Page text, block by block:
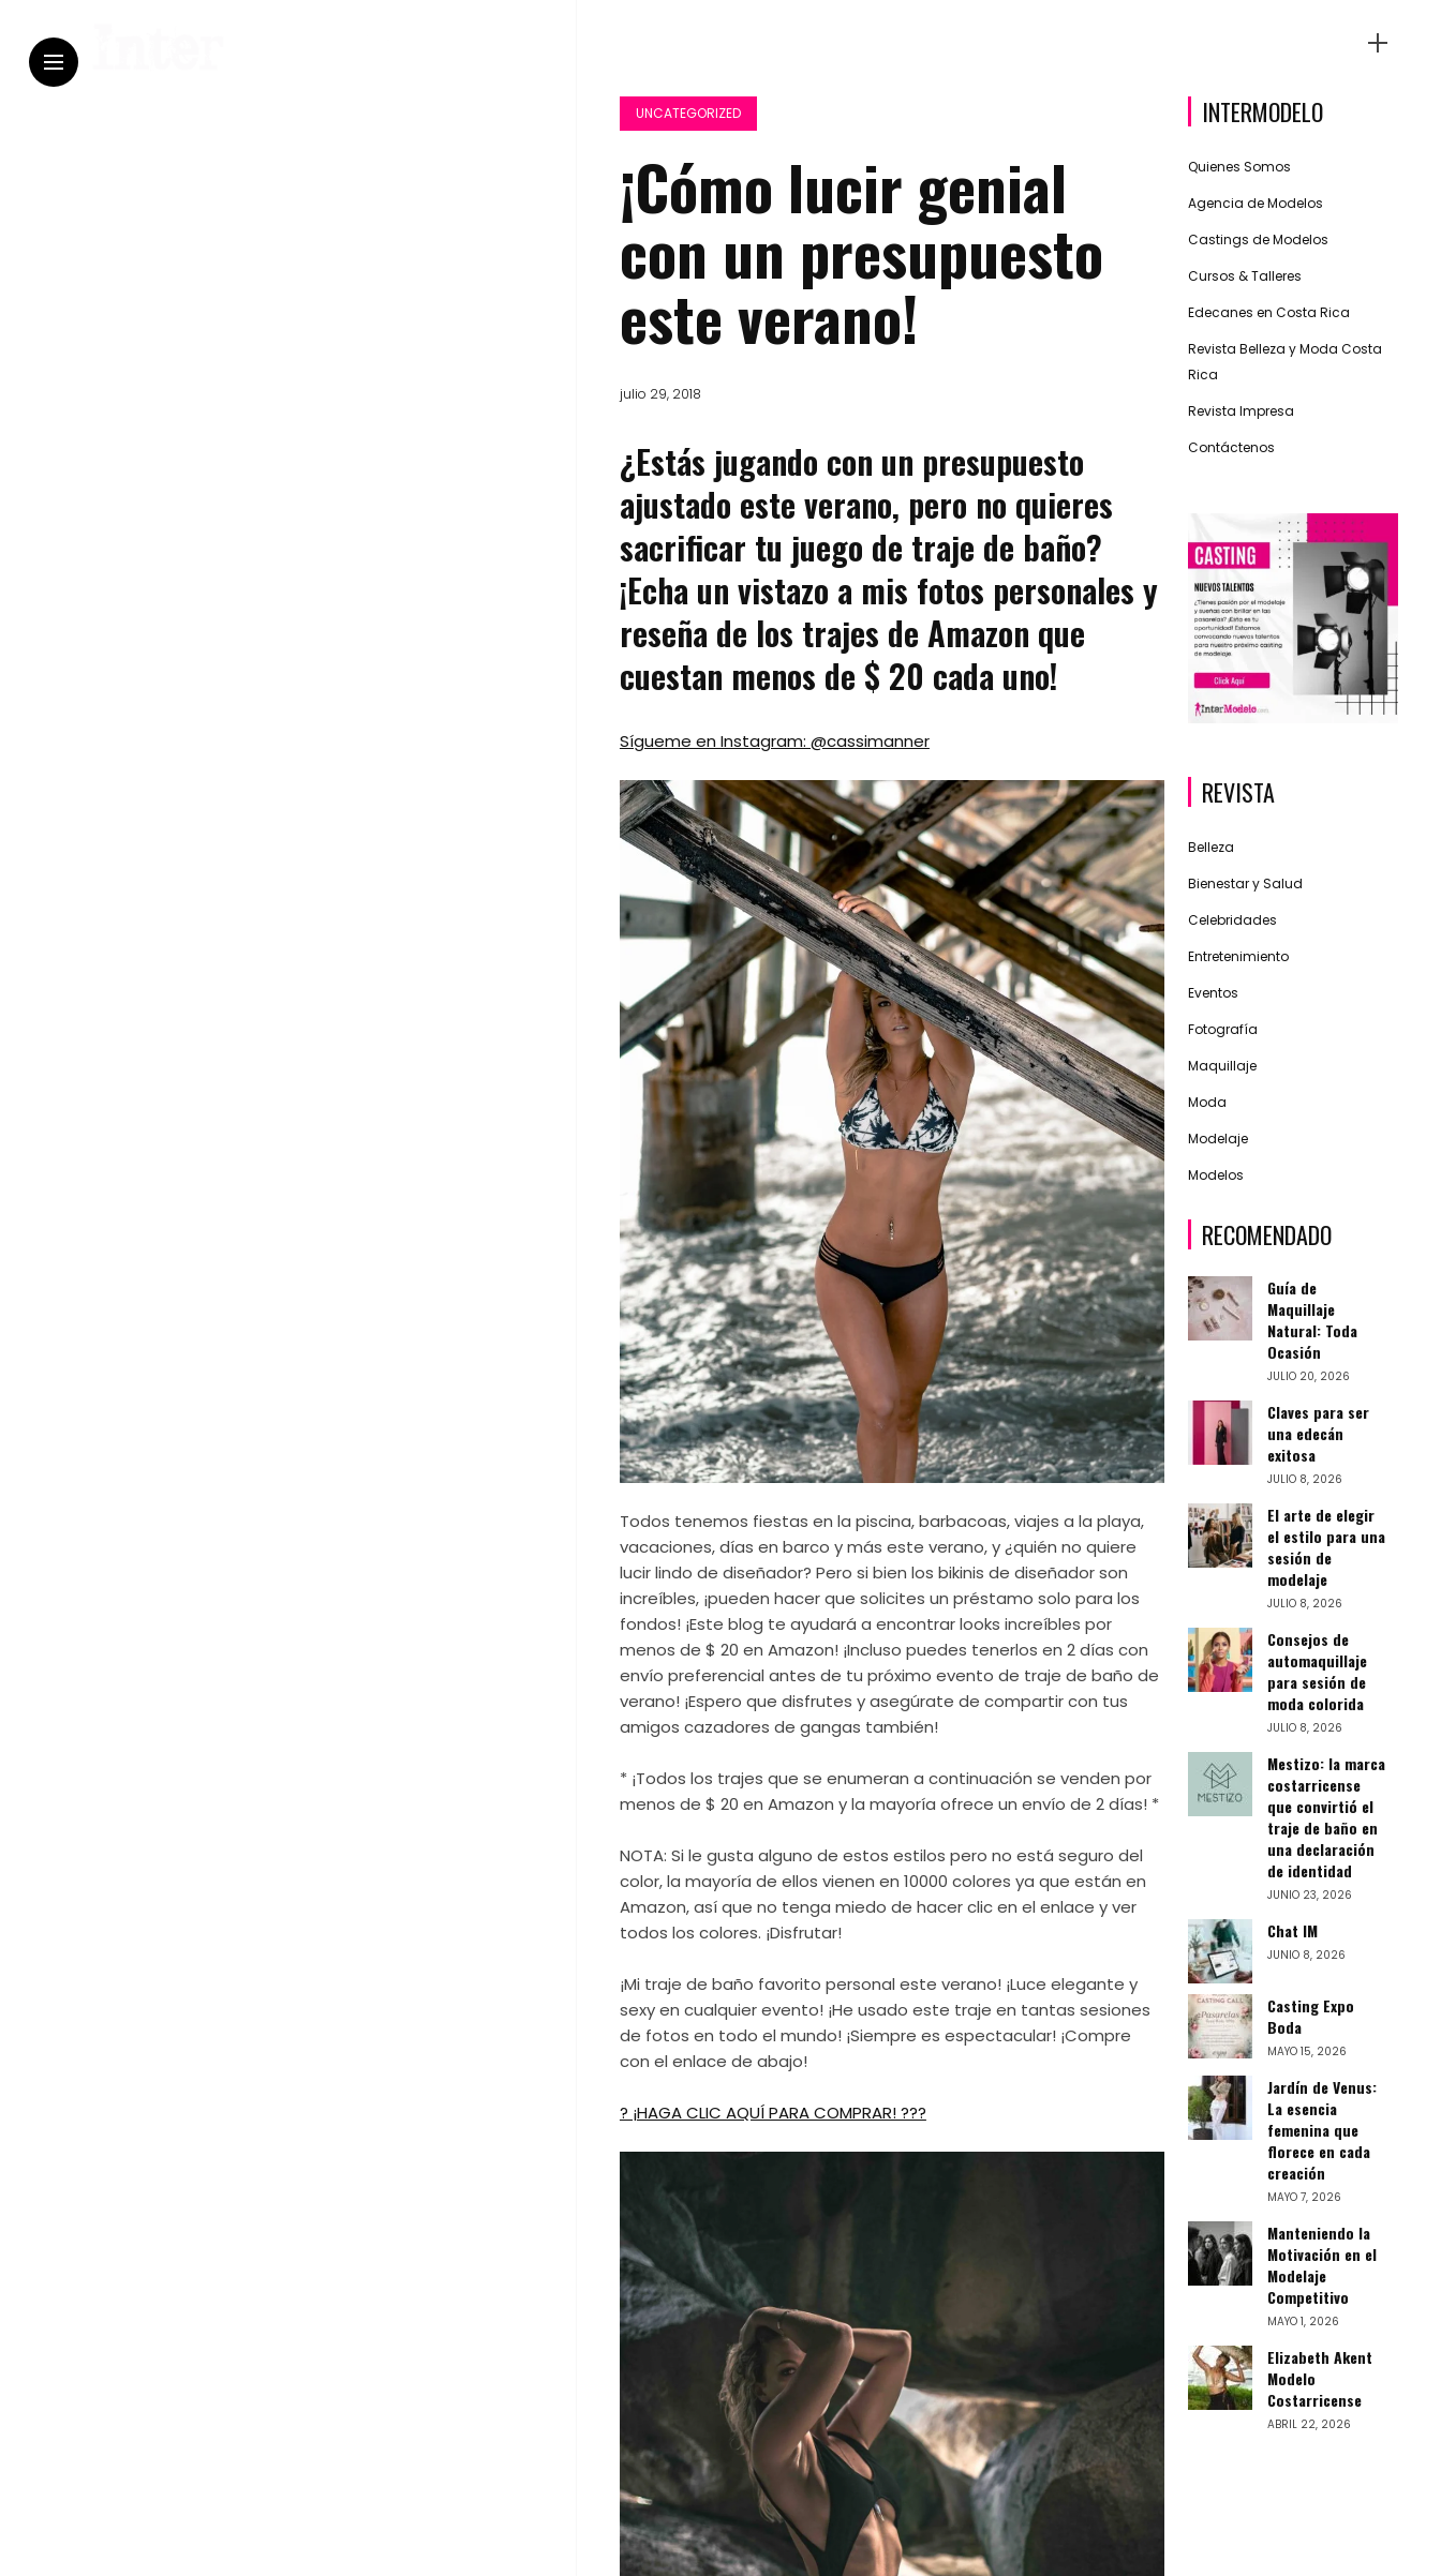
UNCATEGORIZED
¡Cómo lucir genial
con un presupuesto
este verano!
julio 29, 2018
¿Estás jugando con un presupuesto
ajustado este verano, pero no quieres
sacrificar tu juego de traje de baño?
¡Echa un vistazo a mis fotos personales y
reseña de los trajes de Amazon que
cuestan menos de $ 20 cada uno!
Sígueme en Instagram: @cassimanner
Todos tenemos fiestas en la piscina, barbacoas, viajes a la playa,
vacaciones, días en barco y más este verano, y ¿quién no quiere
lucir lindo de diseñador? Pero si bien los bikinis de diseñador son
increíbles, ¡pueden hacer que solicites un préstamo solo para los
fondos! ¡Este blog te ayudará a encontrar looks increíbles por
menos de $ 20 en Amazon! ¡Incluso puedes tenerlos en 2 días con
envío preferencial antes de tu próximo evento de traje de baño de
verano! ¡Espero que disfrutes y asegúrate de compartir con tus
amigos cazadores de gangas también!
* ¡Todos los trajes que se enumeran a continuación se venden por
menos de $ 20 en Amazon y la mayoría ofrece un envío de 2 días! *
NOTA: Si le gusta alguno de estos estilos pero no está seguro del
color, la mayoría de ellos vienen en 10000 colores ya que están en
Amazon, así que no tenga miedo de hacer clic en el enlace y ver
todos los colores. ¡Disfrutar!
¡Mi traje de baño favorito personal este verano! ¡Luce elegante y
sexy en cualquier evento! ¡He usado este traje en tantas sesiones
de fotos en todo el mundo! ¡Siempre es espectacular! ¡Compre
con el enlace de abajo!
? ¡HAGA CLIC AQUÍ PARA COMPRAR! ???
INTERMODELO
Quienes Somos
Agencia de Modelos
Castings de Modelos
Cursos & Talleres
Edecanes en Costa Rica
Revista Belleza y Moda Costa
Rica
Revista Impresa
Contáctenos
REVISTA
Belleza
Bienestar y Salud
Celebridades
Entretenimiento
Eventos
Fotografía
Maquillaje
Moda
Modelaje
Modelos
RECOMENDADO
Guía de
Maquillaje
Natural: Toda
Ocasión
JULIO 20, 2026
Claves para ser
una edecán
exitosa
JULIO 8, 2026
El arte de elegir
el estilo para una
sesión de
modelaje
JULIO 8, 2026
Consejos de
automaquillaje
para sesión de
moda colorida
JULIO 8, 2026
Mestizo: la marca
costarricense
que convirtió el
traje de baño en
una declaración
de identidad
JUNIO 23, 2026
Chat IM
JUNIO 8, 2026
Casting Expo
Boda
MAYO 15, 2026
Jardín de Venus:
La esencia
femenina que
florece en cada
creación
MAYO 7, 2026
Manteniendo la
Motivación en el
Modelaje
Competitivo
MAYO 1, 2026
Elizabeth Akent
Modelo
Costarricense
ABRIL 22, 2026